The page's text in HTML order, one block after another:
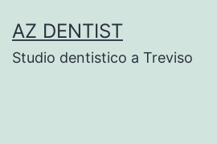
to
content
AZ DENTIST
Studio dentistico a Treviso